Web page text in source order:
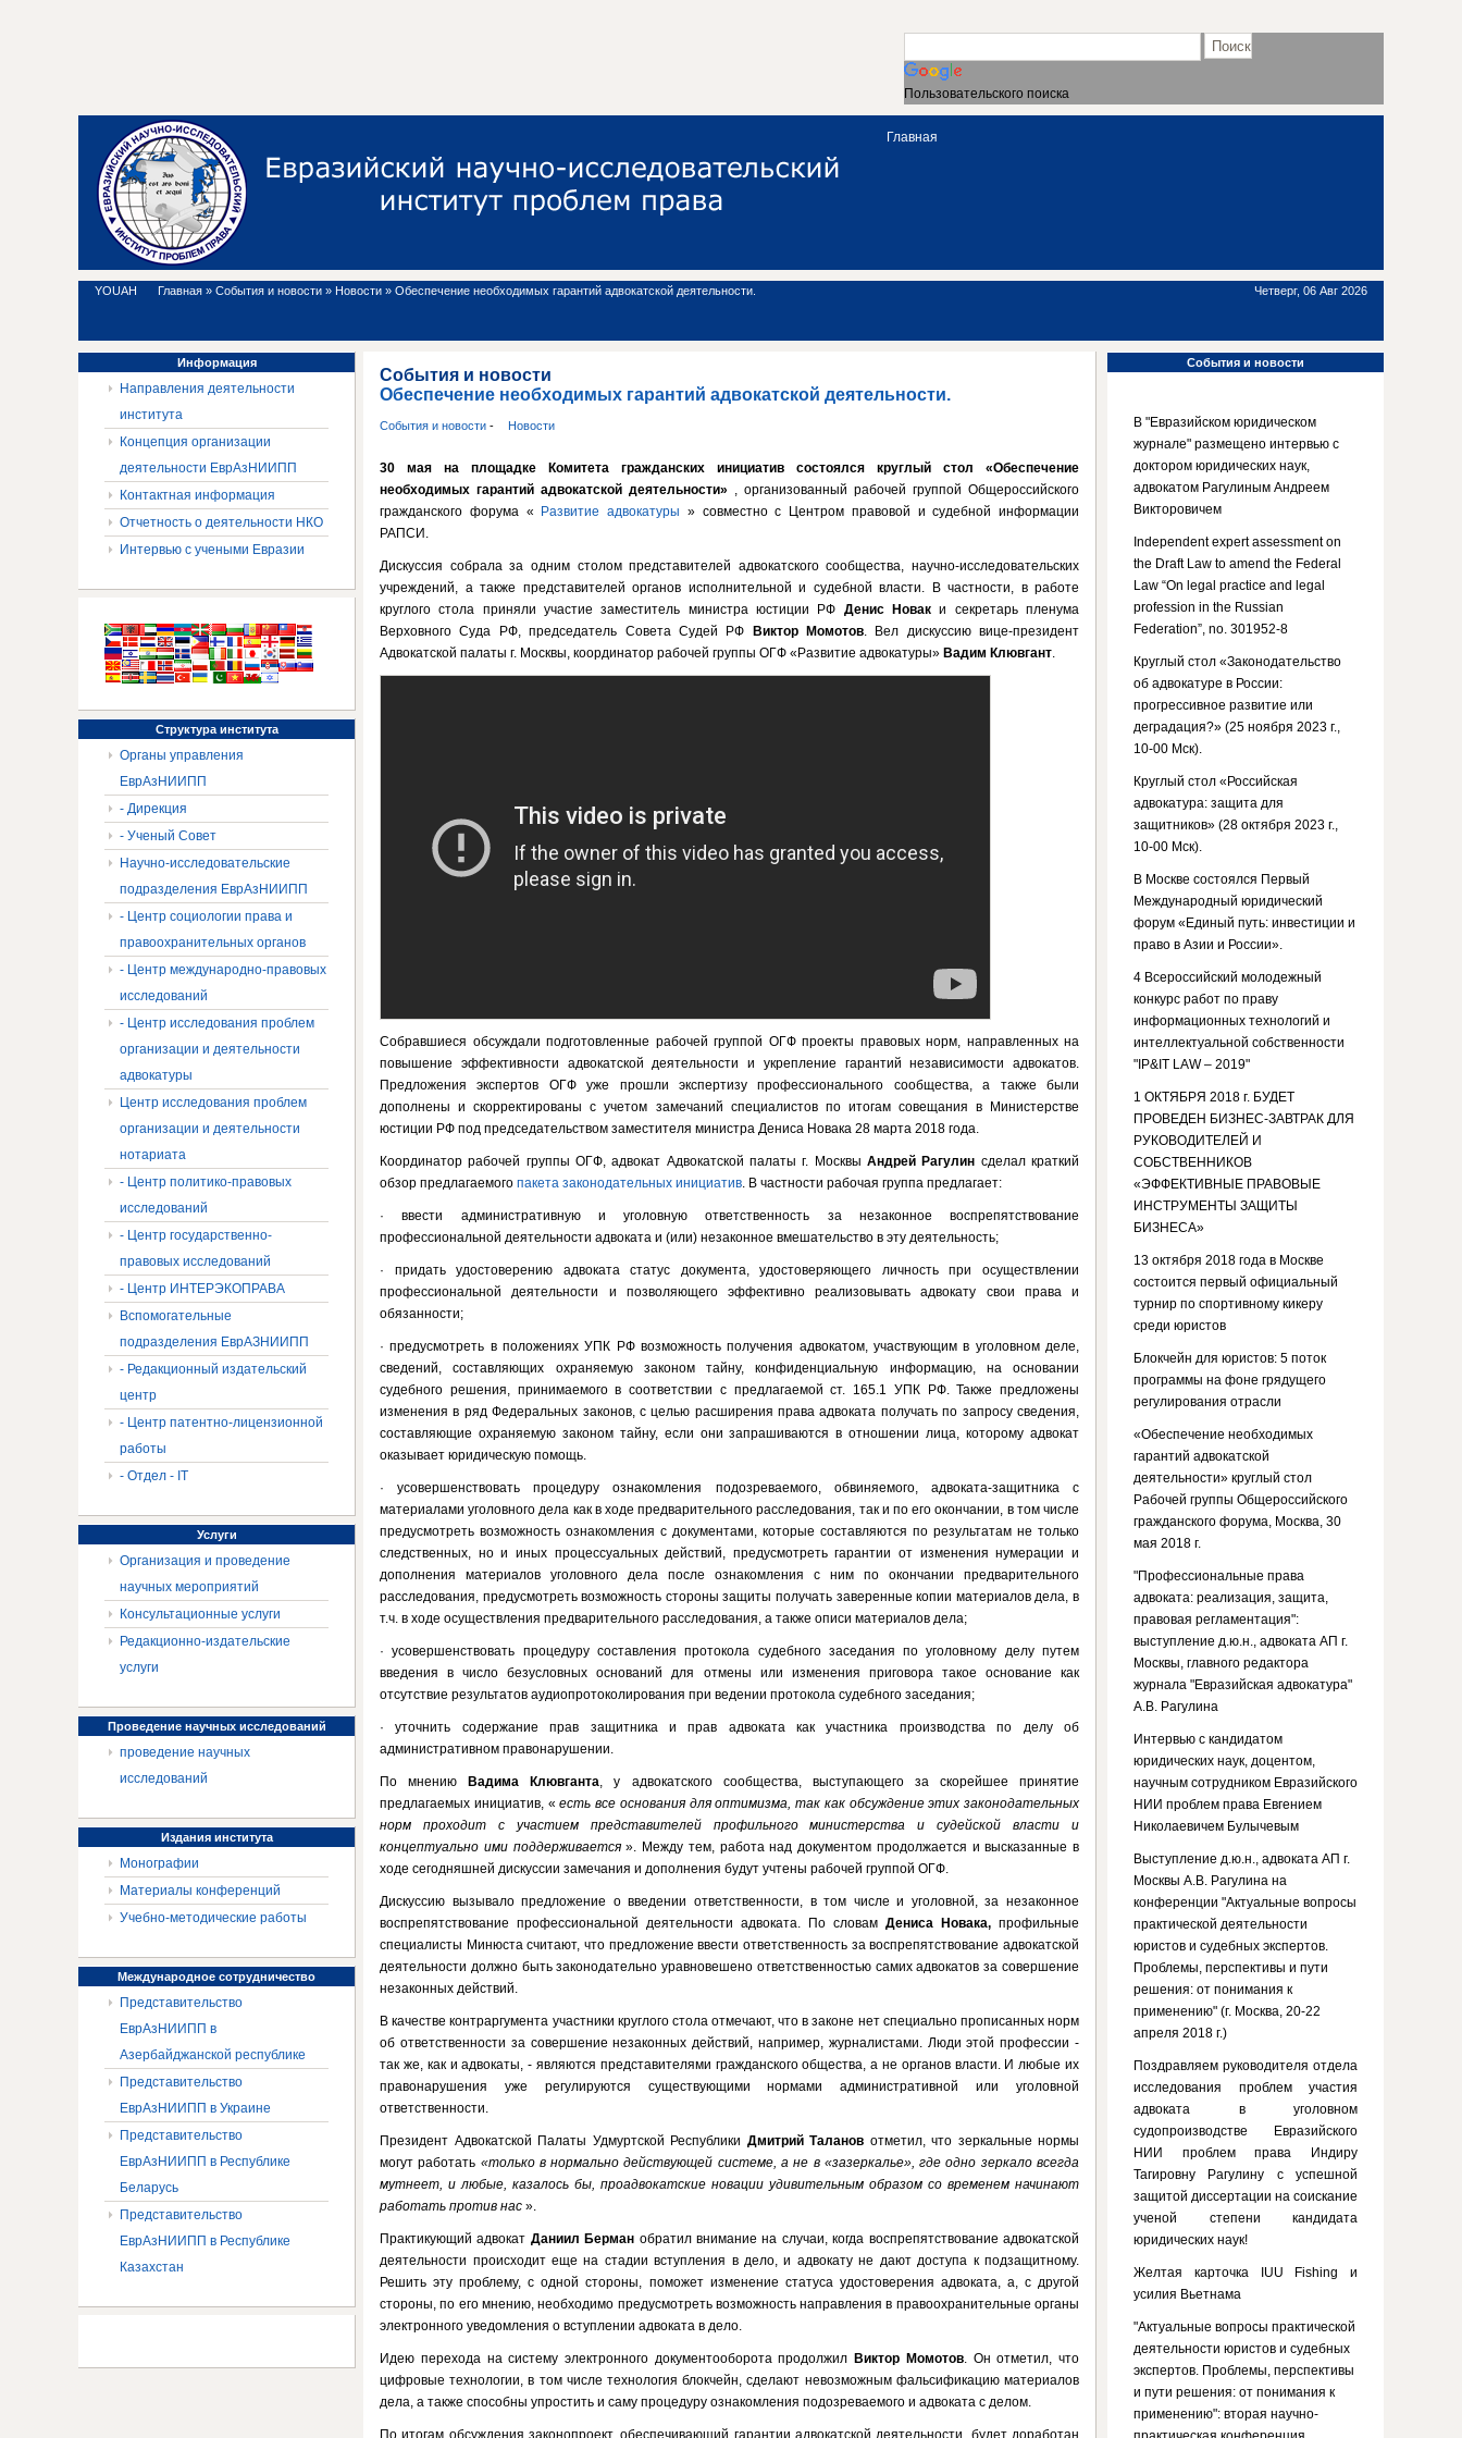
Пользовательского поиска
Главная
YOUAH Главная » События и новости » Новости » Обеспечение необходимых гарантий адвокатской деятельности. Четверг, 06 Авг 2026
События и новости
Обеспечение необходимых гарантий адвокатской деятельности.
События и новости- Новости
30 мая на площадке Комитета гражданских инициатив состоялся круглый стол «Обеспечение
необходимых гарантий адвокатской деятельности» , организованный рабочей группой Общероссийского
гражданского форума «
Развитие адвокатуры » совместно с Центром правовой и судебной информации
РАПСИ.
Дискуссия собрала за одним столом представителей адвокатского сообщества, научно-исследовательских
учреждений, а также представителей органов исполнительной и судебной власти. В частности, в работе
круглого стола приняли участие заместитель министра юстиции РФ Денис Новак и секретарь пленума
Верховного Суда РФ, председатель Совета Судей РФ
Виктор Момотов. Вел дискуссию вице-президент
Адвокатской палаты г. Москвы, координатор рабочей группы ОГФ «Развитие адвокатуры» Вадим Клювгант.
Собравшиеся обсуждали подготовленные рабочей группой ОГФ проекты правовых норм, направленных на
повышение эффективности адвокатской деятельности и укрепление гарантий независимости адвокатов.
Предложения экспертов ОГФ уже прошли экспертизу профессионального сообщества, а также были
дополнены и скорректированы с учетом замечаний специалистов по итогам совещания в Министерстве
юстиции РФ под председательством заместителя министра Дениса Новака 28 марта 2018 года.
Координатор рабочей группы ОГФ, адвокат Адвокатской палаты г. МосквыАндрей Рагулин сделал краткий
обзор предлагаемогопакета законодательных инициатив. В частности рабочая группа предлагает:
· ввести административную и уголовную ответственность за незаконное воспрепятствование
профессиональной деятельности адвоката и (или) незаконное вмешательство в эту деятельность;
· придать удостоверению адвоката статус документа, удостоверяющего личность при осуществлении
профессиональной деятельности и позволяющего эффективно реализовывать адвокату свои права и
обязанности;
· предусмотреть в положениях УПК РФ возможность получения адвокатом, участвующим в уголовном деле,
сведений, составляющих охраняемую законом тайну, конфиденциальную информацию, на основании
судебного решения, принимаемого в соответствии с предлагаемой ст. 165.1 УПК РФ. Также предложены
изменения в ряд Федеральных законов, с целью расширения права адвоката получать по запросу сведения,
составляющие охраняемую законом тайну, если они запрашиваются в отношении лица, которому адвокат
оказывает юридическую помощь.
· усовершенствовать процедуру ознакомления подозреваемого, обвиняемого, адвоката-защитника с
материалами уголовного дела как в ходе предварительного расследования, так и по его окончании, в том числе
предусмотреть возможность ознакомления с документами, которые составляются по результатам не только
следственных, но и иных процессуальных действий, предусмотреть гарантии от изменения нумерации и
дополнения материалов уголовного дела после ознакомления с ним по окончании предварительного
расследования, предусмотреть возможность стороны защиты получать заверенные копии материалов дела, в
т.ч. в ходе осуществления предварительного расследования, а также описи материалов дела;
· усовершенствовать процедуру составления протокола судебного заседания по уголовному делу путем
введения в число безусловных оснований для отмены или изменения приговора такое основание как
отсутствие результатов аудиопротоколирования при ведении протокола судебного заседания;
· уточнить содержание прав защитника и прав адвоката как участника производства по делу об
административном правонарушении.
По мнению Вадима Клювганта, у адвокатского сообщества, выступающего за скорейшее принятие
предлагаемых инициатив, «есть все основания для оптимизма, так как обсуждение этих законодательных
норм проходит с участием представителей профильного министерства и судейской власти и
концептуально ими поддерживается». Между тем, работа над документом продолжается и высказанные в
ходе сегодняшней дискуссии замечания и дополнения будут учтены рабочей группой ОГФ.
Дискуссию вызывало предложение о введении ответственности, в том числе и уголовной, за незаконное
воспрепятствование профессиональной деятельности адвоката. По словамДениса Новака,профильные
специалисты Минюста считают, что предложение ввести ответственность за воспрепятствование адвокатской
деятельности должно быть законодательно уравновешено ответственностью самих адвокатов за совершение
незаконных действий.
В качестве контраргумента участники круглого стола отмечают, что в законе нет специально прописанных норм
об ответственности за совершение незаконных действий, например, журналистами. Люди этой профессии -
так же, как и адвокаты, - являются представителями гражданского общества, а не органов власти. И любые их
правонарушения уже регулируются существующими нормами административной или уголовной
ответственности.
Президент Адвокатской Палаты Удмуртской Республики Дмитрий Таланов отметил, что зеркальные нормы
могут работать «только в нормально действующей системе, а не в «зазеркалье», где одно зеркало всегда
мутнеет, и любые,казалось бы, проадвокатские новации удивительным образом со временем начинают
работать против нас».
Практикующий адвокат Даниил Берман обратил внимание на случаи, когда воспрепятствование адвокатской
деятельности происходит еще на стадии вступления в дело, и адвокату не дают доступа к подзащитному.
Решить эту проблему, с одной стороны, поможет изменение статуса удостоверения адвоката, а, с другой
стороны, по его мнению, необходимо предусмотреть возможность направления в правоохранительные органы
электронного уведомления о вступлении адвоката в дело.
Идею перехода на систему электронного документооборота продолжил Виктор Момотов. Он отметил, что
цифровые технологии, в том числе технология блокчейн, сделают невозможным фальсификацию материалов
дела, а также способны упростить и саму процедуру ознакомления подозреваемого и адвоката с делом.
По итогам обсуждения законопроект, обеспечивающий гарантии адвокатской деятельности, будет доработан
Информация
Направления деятельности
института
Концепция организации
деятельности ЕврАзНИИПП
Контактная информация
Отчетность о деятельности НКО
Интервью с учеными Евразии
Структураинститута
Органы управления
ЕврАзНИИПП
- Дирекция
- Ученый Совет
Научно-исследовательские
подразделения ЕврАзНИИПП
- Центр социологии права и
правоохранительных органов
- Центр международно-правовых
исследований
- Центр исследования проблем
организации и деятельности
адвокатуры
Центр исследования проблем
организации и деятельности
нотариата
- Центр политико-правовых
исследований
- Центр государственно-
правовых исследований
- Центр ИНТЕРЭКОПРАВА
Вспомогательные
подразделения ЕврАЗНИИПП
- Редакционный издательский
центр
- Центр патентно-лицензионной
работы
- Отдел - IT
Услуги
Организация и проведение
научных мероприятий
Консультационные услуги
Редакционно-издательские
услуги
Проведениенаучных исследований
проведение научных
исследований
Изданияинститута
Монографии
Материалы конференций
Учебно-методические работы
Международное сотрудничество
Представительство
ЕврАзНИИПП в
Азербайджанской республике
Представительство
ЕврАзНИИПП в Украине
Представительство
ЕврАзНИИПП в Республике
Беларусь
Представительство
ЕврАзНИИПП в Республике
Казахстан
События и новости
В "Евразийском юридическом
журнале" размещено интервью с
доктором юридических наук,
адвокатом Рагулиным Андреем
Викторовичем
Independent expert assessment on
the Draft Law to amend the Federal
Law “On legal practice and legal
profession in the Russian
Federation”, no. 301952-8
Круглый стол «Законодательство
об адвокатуре в России:
прогрессивное развитие или
деградация?» (25 ноября 2023 г.,
10-00 Мск).
Круглый стол «Российская
адвокатура: защита для
защитников» (28 октября 2023 г.,
10-00 Мск).
В Москве состоялся Первый
Международный юридический
форум «Единый путь: инвестиции и
право в Азии и России».
4 Всероссийский молодежный
конкурс работ по праву
информационных технологий и
интеллектуальной собственности
"IP&IT LAW – 2019"
1 ОКТЯБРЯ 2018 г. БУДЕТ
ПРОВЕДЕН БИЗНЕС-ЗАВТРАК ДЛЯ
РУКОВОДИТЕЛЕЙ И
СОБСТВЕННИКОВ
«ЭФФЕКТИВНЫЕ ПРАВОВЫЕ
ИНСТРУМЕНТЫ ЗАЩИТЫ
БИЗНЕСА»
13 октября 2018 года в Москве
состоится первый официальный
турнир по спортивному кикеру
среди юристов
Блокчейн для юристов: 5 поток
программы на фоне грядущего
регулирования отрасли
«Обеспечение необходимых
гарантий адвокатской
деятельности» круглый стол
Рабочей группы Общероссийского
гражданского форума, Москва, 30
мая 2018 г.
"Профессиональные права
адвоката: реализация, защита,
правовая регламентация":
выступление д.ю.н., адвоката АП г.
Москвы, главного редактора
журнала "Евразийская адвокатура"
А.В. Рагулина
Интервью с кандидатом
юридических наук, доцентом,
научным сотрудником Евразийского
НИИ проблем права Евгением
Николаевичем Булычевым
Выступление д.ю.н., адвоката АП г.
Москвы А.В. Рагулина на
конференции "Актуальные вопросы
практической деятельности
юристов и судебных экспертов.
Проблемы, перспективы и пути
решения: от понимания к
применению" (г. Москва, 20-22
апреля 2018 г.)
Поздравляем руководителя отдела
исследования проблем участия
адвоката в уголовном
судопроизводстве Евразийского
НИИ проблем права Индиру
Тагировну Рагулину с успешной
защитой диссертации на соискание
ученой степени кандидата
юридических наук!
Желтая карточка IUU Fishing и
усилия Вьетнама
"Актуальные вопросы практической
деятельности юристов и судебных
экспертов. Проблемы, перспективы
и пути решения: от понимания к
применению": вторая научно-